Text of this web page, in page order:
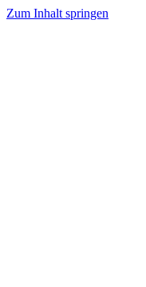
Zum Inhalt springen